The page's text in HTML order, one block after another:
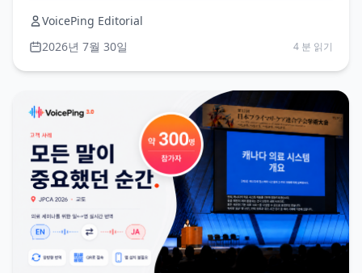
VoicePing Editorial
2026년 7월 30일
4 분 읽기